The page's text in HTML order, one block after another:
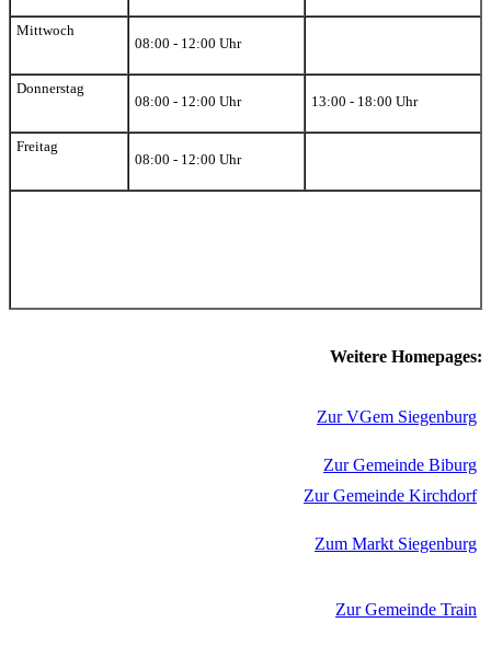
Mittwoch
08:00 - 12:00 Uhr
Donnerstag
08:00 - 12:00 Uhr
13:00 - 18:00 Uhr
Freitag
08:00 - 12:00 Uhr
Weitere Homepages:
Zur VGem Siegenburg
Zur Gemeinde Biburg
Zur Gemeinde Kirchdorf
Zum Markt Siegenburg
Zur Gemeinde Train